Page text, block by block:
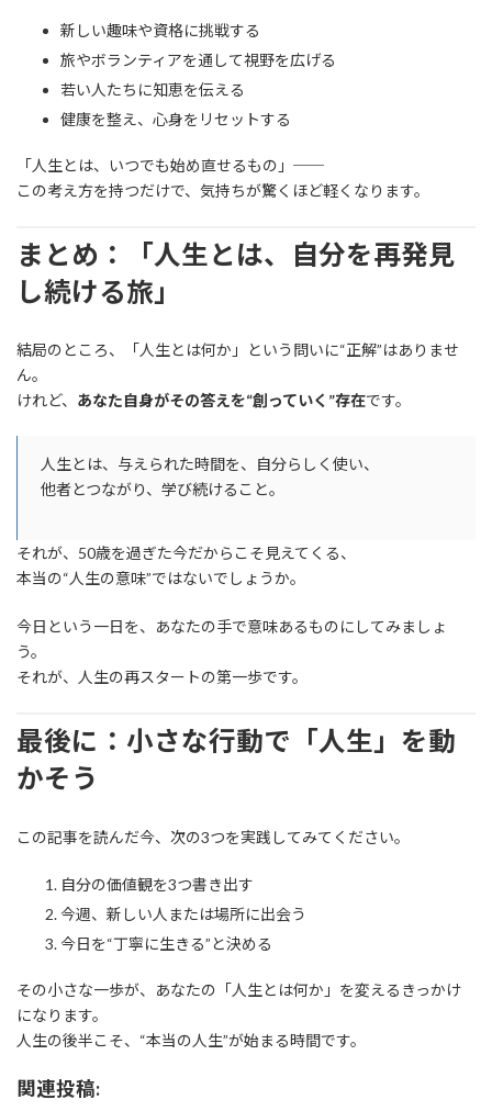
新しい趣味や資格に挑戦する
旅やボランティアを通して視野を広げる
若い人たちに知恵を伝える
健康を整え、心身をリセットする
「人生とは、いつでも始め直せるもの」──
この考え方を持つだけで、気持ちが驚くほど軽くなります。
まとめ：「人生とは、自分を再発見
し続ける旅」
結局のところ、「人生とは何か」という問いに“正解”はありませ
ん。
けれど、 あなた自身がその答えを“創っていく”存在です。
人生とは、与えられた時間を、自分らしく使い、
他者とつながり、学び続けること。
それが、50歳を過ぎた今だからこそ見えてくる、
本当の“人生の意味”ではないでしょうか。
今日という一日を、あなたの手で意味あるものにしてみましょ
う。
それが、人生の再スタートの第一歩です。
最後に：小さな行動で「人生」を動
かそう
この記事を読んだ今、次の3つを実践してみてください。
自分の価値観を3つ書き出す
今週、新しい人または場所に出会う
今日を“丁寧に生きる”と決める
その小さな一歩が、あなたの「人生とは何か」を変えるきっかけ
になります。
人生の後半こそ、“本当の人生”が始まる時間です。
関連投稿: